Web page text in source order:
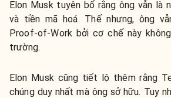
Elon Musk tuyên bố rằng ông vẫn là
và tiền mã hoá. Thế nhưng, ông
Proof-of-Work bởi cơ chế này
trường.
Elon Musk cũng tiết lộ thêm rằng
chúng duy nhất mà ông sở hữu. Tuy